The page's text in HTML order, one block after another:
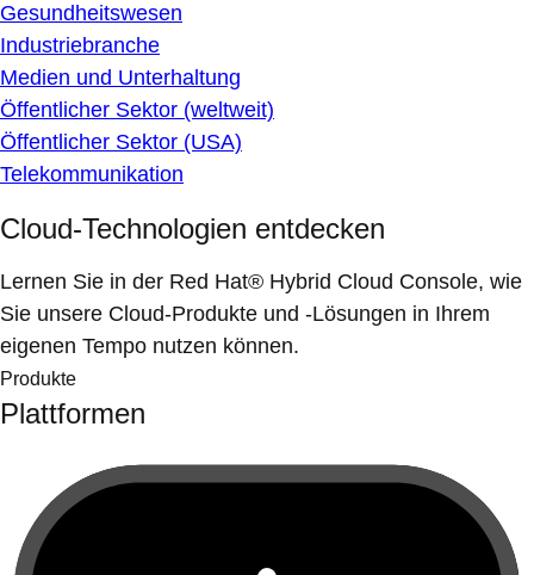
Gesundheitswesen
Industriebranche
Medien und Unterhaltung
Öffentlicher Sektor (weltweit)
Öffentlicher Sektor (USA)
Telekommunikation
Cloud-Technologien entdecken
Lernen Sie in der Red Hat® Hybrid Cloud Console, wie
Sie unsere Cloud-Produkte und -Lösungen in Ihrem
eigenen Tempo nutzen können.
Produkte
Plattformen